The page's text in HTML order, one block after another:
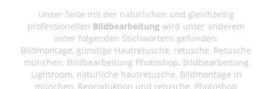
Unser Seite mit der natürlichen und gleichzeitig
professionellen Bildbearbeitung wird unter anderem
unter folgenden Stichwörtern gefunden:
Bildmontage, günstige Hautretusche, retusche, Retusche
münchen, Bildbearbeitung Photoshop, Bildbearbeitung
Lightroom, natürliche hautretusche, Bildmontage in